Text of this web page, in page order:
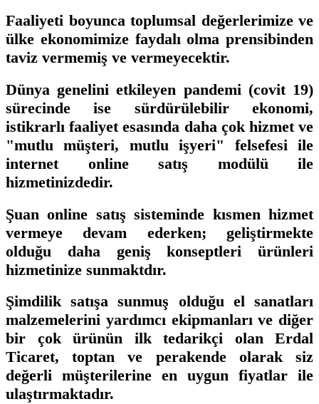
Faaliyeti boyunca toplumsal değerlerimize ve
ülke ekonomimize faydalı olma prensibinden
taviz vermemiş ve vermeyecektir.
Dünya genelini etkileyen pandemi (covit 19)
sürecinde ise sürdürülebilir ekonomi,
istikrarlı faaliyet esasında daha çok hizmet ve
"mutlu müşteri, mutlu işyeri" felsefesi ile
internet online satış modülü ile
hizmetinizdedir.
Şuan online satış sisteminde kısmen hizmet
vermeye devam ederken; geliştirmekte
olduğu daha geniş konseptleri ürünleri
hizmetinize sunmaktdır.
Şimdilik satışa sunmuş olduğu el sanatları
malzemelerini yardımcı ekipmanları ve diğer
bir çok ürünün ilk tedarikçi olan Erdal
Ticaret, toptan ve perakende olarak siz
değerli müşterilerine en uygun fiyatlar ile
ulaştırmaktadır.